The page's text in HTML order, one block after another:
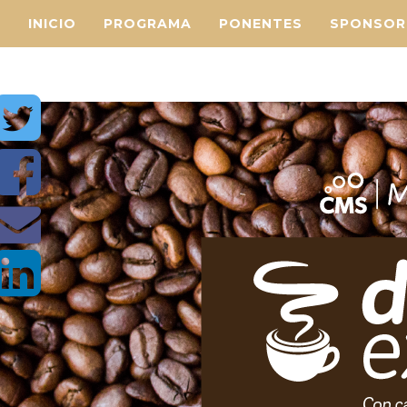
INICIO PROGRAMA PONENTES SPONSOR